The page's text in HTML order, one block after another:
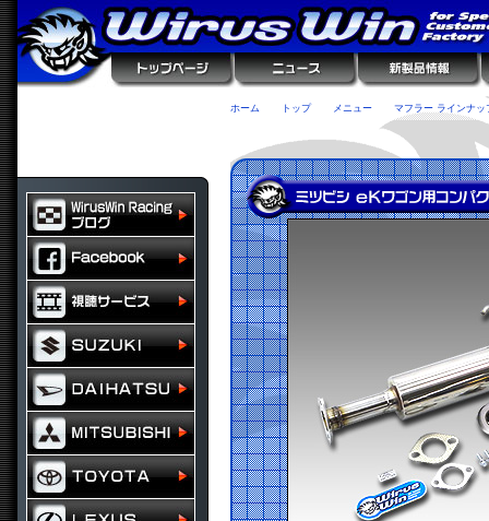
ホーム トップ メニュー マフラー ラインナッ